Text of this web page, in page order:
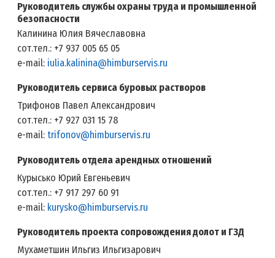
Руководитель службы охраны труда и промышленной
безопасности
Калинина Юлия Вячеславовна
сот.тел.: +7 937 005 65 05
e-mail: iulia.kalinina@himburservis.ru
Руководитель сервиса буровых растворов
Трифонов Павел Александрович
сот.тел.: +7 927 031 15 78
e-mail: trifonov@himburservis.ru
Руководитель отдела арендных отношений
Курысько Юрий Евгеньевич
сот.тел.: +7 917 297 60 91
e-mail: kurysko@himburservis.ru
Руководитель проекта сопровождения долот и ГЗД
Мухаметшин Ильгиз Ильгизарович